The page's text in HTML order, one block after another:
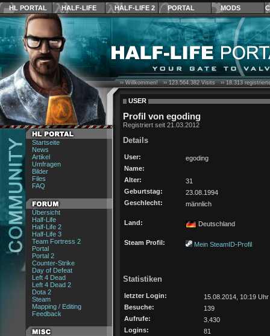
HL PORTAL HALF-LIFE HALF-LIFE 2 PORTAL MODS
Startseite
News
Artikel
Umfragen
Bilder
Files
FAQ
Übersicht
Half-Life
Half-Life 2
Half-Life 3
Team Fortress 2
Portal
Portal 2
Counter-Strike
Day of Defeat
Left 4 Dead
Left 4 Dead 2
Dota 2
Steam
Mapping / Editing
Feedback
›› Willkommen! ››123.564.382Visits ››18.313
USER
Profil von egoding
Registriert seit 21.03.2012
Details
User:
egoding
Name:
Alter:
31
Geburtstag:
23.08.1994
Geschlecht:
männlich
Land: Deutschland
Steam Profil: Mein SteamID-Profil
Statistiken
letzter Login:
15.08.2014, 10:19 Uhr
Besuche:
139
Aufrufe:
3.430
Logins:
81